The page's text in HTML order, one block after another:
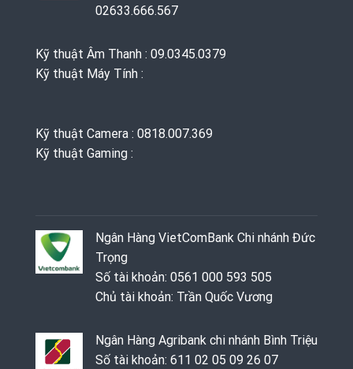
02633.666.567
Kỹ thuật Âm Thanh : 09.0345.0379
Kỹ thuật Máy Tính :
Kỹ thuật Camera : 0818.007.369
Kỹ thuật Gaming ‭: ‬
Ngân Hàng VietComBank Chi nhánh Đức
Trọng
Số tài khoản: 0561 000 593 505
Chủ tài khoản: Trần Quốc Vương
Ngân Hàng Agribank chi nhánh Bình Triệu
Số tài khoản: 611 02 05 09 26 07